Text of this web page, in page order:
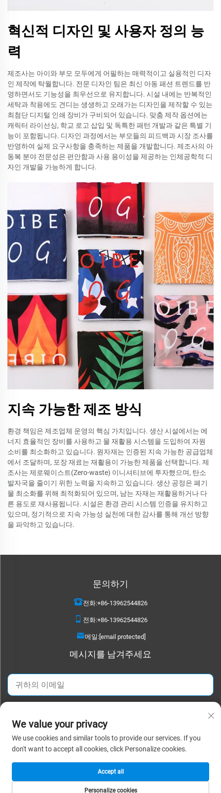
혁신적 디자인 및 사용자 정의 능
력
제조사는 아이와 부모 모두에게 어필하는 매력적이고 실용적인 디자
인 제작에 탁월합니다. 전문 디자인 팀은 최신 아동 패션 트렌드를 반
영하면서도 기능성을 최우선으로 유지합니다. 시설 내에는 반복적인
세탁과 착용에도 견디는 생생하고 오래가는 디자인을 제작할 수 있는
최첨단 디지털 인쇄 장비가 구비되어 있습니다. 맞춤 제작 옵션에는
캐릭터 라이선싱, 학교 로고 삽입 및 독특한 패턴 개발과 같은 특별 기
능이 포함됩니다. 디자인 과정에서는 부모들의 피드백과 시장 조사를
반영하여 실제 요구사항을 충족하는 제품을 개발합니다. 제조사의 아
동복 분야 전문성은 편안함과 사용 용이성을 제공하는 인체공학적 디
자인 개발을 가능하게 합니다.
지속 가능한 제조 방식
환경 책임은 제조업체 운영의 핵심 가치입니다. 생산 시설에서는 에
너지 효율적인 장비를 사용하고 물 재활용 시스템을 도입하여 자원
소비를 최소화하고 있습니다. 원자재는 인증된 지속 가능한 공급업체
에서 조달하며, 포장 재료는 재활용이 가능한 제품을 선택합니다. 제
조사는 제로웨이스트(Zero-waste) 이니셔티브에 투자했으며, 탄소
발자국을 줄이기 위한 노력을 지속하고 있습니다. 생산 공정은 폐기
물 최소화를 위해 최적화되어 있으며, 남는 자재는 재활용하거나 다
른 용도로 재사용됩니다. 시설은 환경 관리 시스템 인증을 유지하고
있으며, 정기적으로 지속 가능성 실천에 대한 감사를 통해 개선 방향
을 파악하고 있습니다.
문의하기
전화:+86-13962544826
전화:+86-13962544826
메일:[email protected]
메시지를 남겨주세요
저작권 © 2025 수저우 디타오 텍스타일 주식회사. 모든 권리 보유. |
보호정책
We value your privacy
We use cookies and similar tools to provide our services. If you
don't want to accept all cookies, click Personalize cookies.
Personalize cookies
Accept all